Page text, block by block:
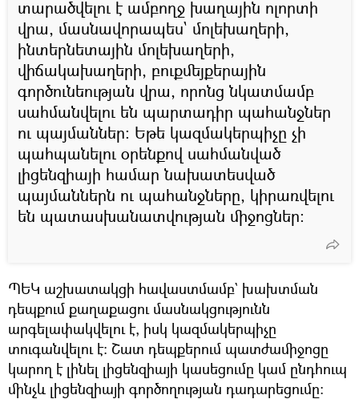
տարածվելու է ամբողջ խաղային ոլորտի
վրա, մասնավորապես` մոլեխաղերի,
ինտերնետային մոլեխաղերի,
վիճակախաղերի, բուքմեյքերային
գործունեության վրա, որոնց նկատմամբ
սահմանվելու են պարտադիր պահանջներ
ու պայմաններ։ Եթե կազմակերպիչը չի
պահպանելու օրենքով սահմանված
լիցենզիայի համար նախատեսված
պայմաններն ու պահանջները, կիրառվելու
են պատասխանատվության միջոցներ։
ՊԵԿ աշխատակցի հավաստմամբ` խախտման
դեպքում քաղաքացու մասնակցությունն
արգելափակվելու է, իսկ կազմակերպիչը
տուգանվելու է։ Շատ դեպքերում պատժամիջոցը
կարող է լինել լիցենզիայի կասեցումը կամ ընդհուպ
մինչև լիցենզիայի գործողության դադարեցումը։